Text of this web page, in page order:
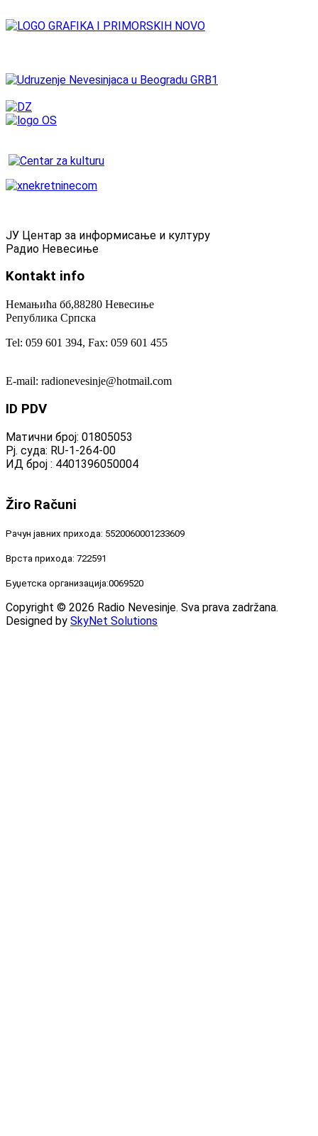
ЈУ Центар за информисање и културу
Радио Невесиње
Kontakt info
Немањића бб,88280 Невесиње
Република Српска
Tel: 059 601 394, Fax: 059 601 455
E-mail: radionevesinje@hotmail.com
ID PDV
Матични број: 01805053
Рј. суда: RU-1-264-00
ИД број : 4401396050004
Žiro Računi
Рачун јавних прихода: 5520060001233609
Врста прихода: 722591
Буџетска организација:0069520
Copyright © 2026 Radio Nevesinje. Sva prava zadržana.
Designed by SkyNet Solutions